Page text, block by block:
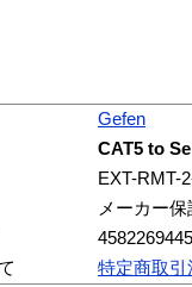
Gefen
CAT5 to
EXT-RMT-
メーカー保
特定商取